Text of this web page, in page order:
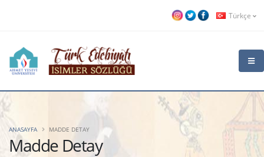
Türkçe
Madde Detay
ANASAYFA MADDE DETAY